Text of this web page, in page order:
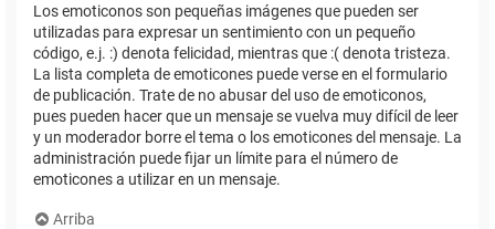
Los emoticonos son pequeñas imágenes que pueden ser
utilizadas para expresar un sentimiento con un pequeño
código, e.j. :) denota felicidad, mientras que :( denota tristeza.
La lista completa de emoticones puede verse en el formulario
de publicación. Trate de no abusar del uso de emoticonos,
pues pueden hacer que un mensaje se vuelva muy difícil de leer
y un moderador borre el tema o los emoticones del mensaje. La
administración puede fijar un límite para el número de
emoticones a utilizar en un mensaje.
Arriba